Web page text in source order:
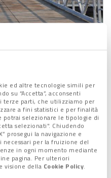
ed altre tecnologie simili per
su “Accetta”, acconsenti
parti, che utilizziamo per
a fini statistici e per finalità
selezionare le tipologie di
selezionati". Chiudendo
prosegui la navigazione e
per la fruizione del
in ogni momento mediante
pagina. Per ulteriori
visione della Cookie Policy.
mezzanotte di
domenica
il Canal Grande e
sfileranno i “freschi
che, dalla Stazione
della Dogana fino a
nel canale della Giudecca, si